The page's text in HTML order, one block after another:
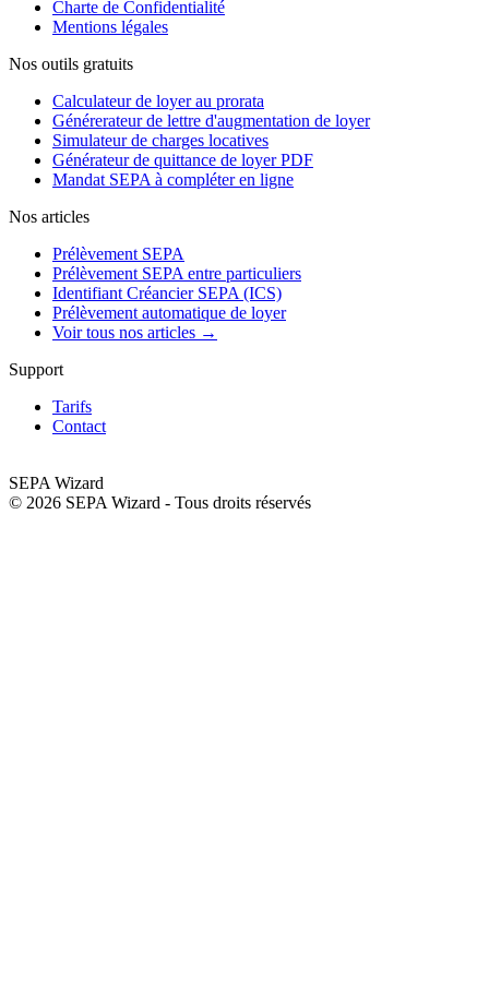
Charte de Confidentialité
Mentions légales
Nos outils gratuits
Calculateur de loyer au prorata
Générerateur de lettre d'augmentation de loyer
Simulateur de charges locatives
Générateur de quittance de loyer PDF
Mandat SEPA à compléter en ligne
Nos articles
Prélèvement SEPA
Prélèvement SEPA entre particuliers
Identifiant Créancier SEPA (ICS)
Prélèvement automatique de loyer
Voir tous nos articles →
Support
Tarifs
Contact
SEPA Wizard
© 2026 SEPA Wizard - Tous droits réservés